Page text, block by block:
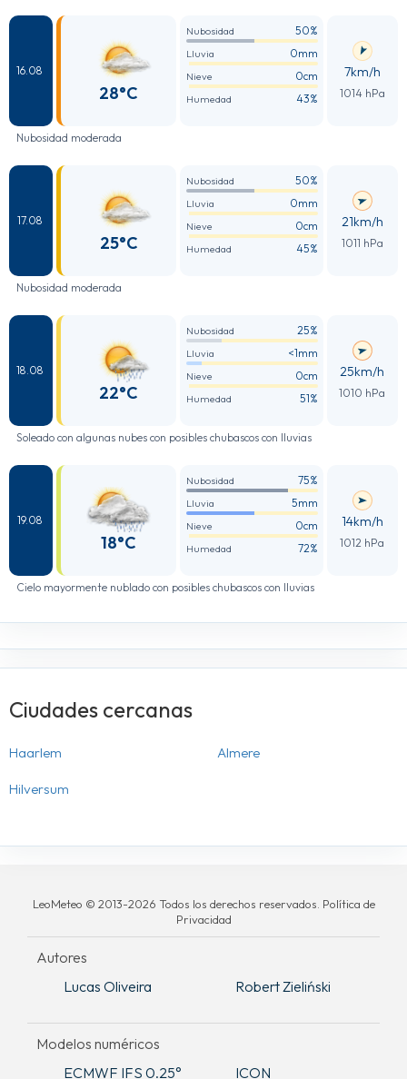
16.08
28°C
Nubosidad 50%
Lluvia 0mm
Nieve 0cm
Humedad 43%
7km/h
1014 hPa
Nubosidad moderada
17.08
25°C
Nubosidad 50%
Lluvia 0mm
Nieve 0cm
Humedad 45%
21km/h
1011 hPa
Nubosidad moderada
18.08
22°C
Nubosidad 25%
Lluvia <1mm
Nieve 0cm
Humedad 51%
25km/h
1010 hPa
Soleado con algunas nubes con posibles chubascos con lluvias
19.08
18°C
Nubosidad 75%
Lluvia 5mm
Nieve 0cm
Humedad 72%
14km/h
1012 hPa
Cielo mayormente nublado con posibles chubascos con lluvias
Ciudades cercanas
Haarlem Almere
Hilversum
LeoMeteo © 2013-2026 Todos los derechos reservados. Política de
Privacidad
Autores
Lucas Oliveira
Robert Zieliński
Modelos numéricos
ECMWF IFS 0.25°
ICON